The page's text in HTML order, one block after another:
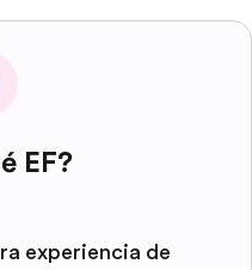
EF?
experiencia de